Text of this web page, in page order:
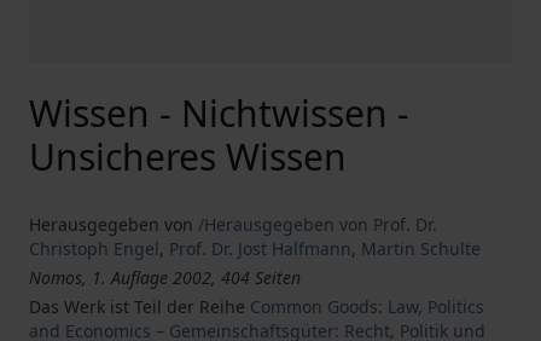
Wissen - Nichtwissen -
Unsicheres Wissen
Herausgegeben von /Herausgegeben von Prof. Dr.
Christoph Engel, Prof. Dr. Jost Halfmann, Martin Schulte
Nomos, 1. Auflage 2002, 404 Seiten
Das Werk ist Teil der Reihe Common Goods: Law, Politics
and Economics – Gemeinschaftsgüter: Recht, Politik und